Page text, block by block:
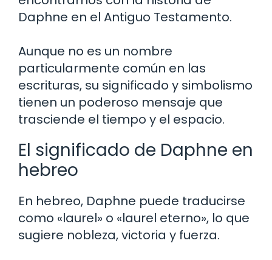
Daphne en el Antiguo Testamento.
Aunque no es un nombre
particularmente común en las
escrituras, su significado y simbolismo
tienen un poderoso mensaje que
trasciende el tiempo y el espacio.
El significado de Daphne en
hebreo
En hebreo, Daphne puede traducirse
como «laurel» o «laurel eterno», lo que
sugiere nobleza, victoria y fuerza.